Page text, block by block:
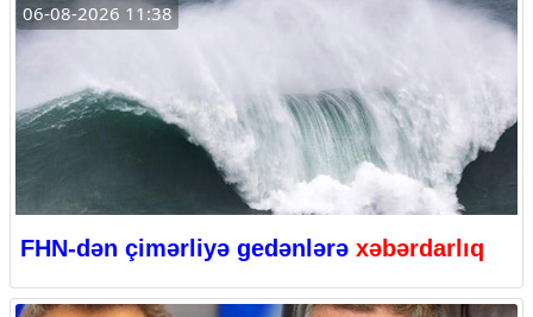
06-08-2026 11:38
FHN-dən çimərliyə gedənlərə xəbərdarlıq